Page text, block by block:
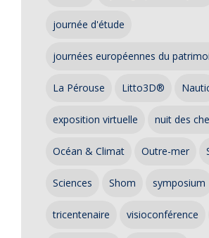
journée d'étude
journées européennes du
La Pérouse Litto3D®
exposition virtuelle nuit des
Océan & Climat Outre-mer
Sciences Shom symposium
tricentenaire visioconférence